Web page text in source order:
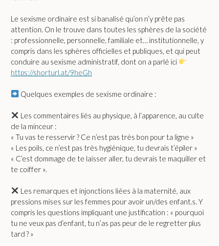
Le sexisme ordinaire est si banalisé qu’on n’y prête pas
attention. On le trouve dans toutes les sphères de la société
: professionnelle, personnelle, familiale et… institutionnelle, y
compris dans les sphères officielles et publiques, et qui peut
conduire au sexisme administratif, dont on a parlé ici
https://shorturl.at/9heGh
Quelques exemples de sexisme ordinaire :
Les commentaires liés au physique, à l’apparence, au culte
de la minceur :
« Tu vas te resservir ? Ce n’est pas très bon pour ta ligne »
« Les poils, ce n’est pas très hygiénique, tu devrais t’épiler »
« C’est dommage de te laisser aller, tu devrais te maquiller et
te coiffer ».
Les remarques et injonctions liées à la maternité, aux
pressions mises sur les femmes pour avoir un/des enfant.s. Y
compris les questions impliquant une justification : « pourquoi
tu ne veux pas d’enfant, tu n’as pas peur de le regretter plus
tard ? »